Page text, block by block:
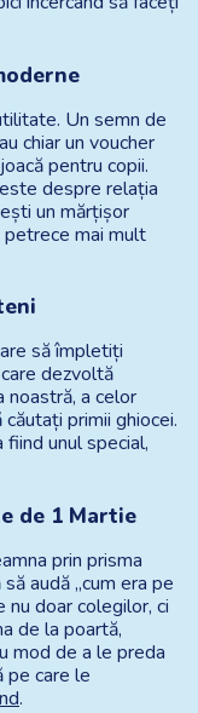
Un semn de
chiar un voucher
pentru copii.
despre relația
un mărțișor
petrece mai mult
să împletiți
dezvoltă
noastră, a celor
primii ghiocei.
unul special,
de 1 Martie
prin prisma
audă „cum era pe
nu doar colegilor, ci
de la poartă,
mod de a le preda
pe care le
.